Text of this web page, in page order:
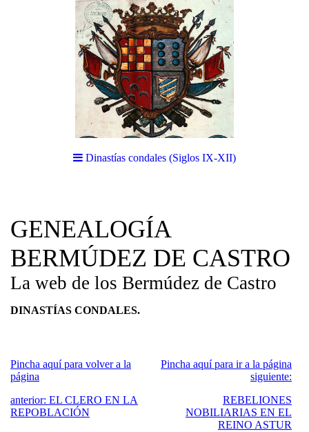
Dinastías condales (Siglos IX-XII)
GENEALOGÍA
BERMÚDEZ DE CASTRO
La web de los Bermúdez de Castro
DINASTÍAS CONDALES.
Pincha aquí para volver a la
página
anterior: EL CLERO EN LA
REPOBLACIÓN
Pincha aquí para ir a la página
siguiente:
REBELIONES
NOBILIARIAS EN EL
REINO ASTUR